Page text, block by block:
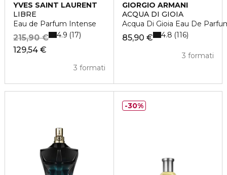
YVES SAINT LAURENT
LIBRE
Eau de Parfum Intense
129,54 €
215,90 €
3 formati
4.9 17
GIORGIO ARMANI
ACQUA DI GIOIA
Acqua Di Gioia Eau De
85,90 €
3 formati
4.8 116
30%